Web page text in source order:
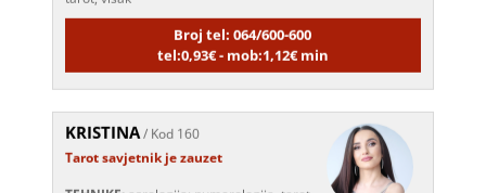
Broj tel: 064/600-600
tel:0,93€ - mob:1,12€ min
KRISTINA/ Kod 160
Tarot savjetnik je zauzet